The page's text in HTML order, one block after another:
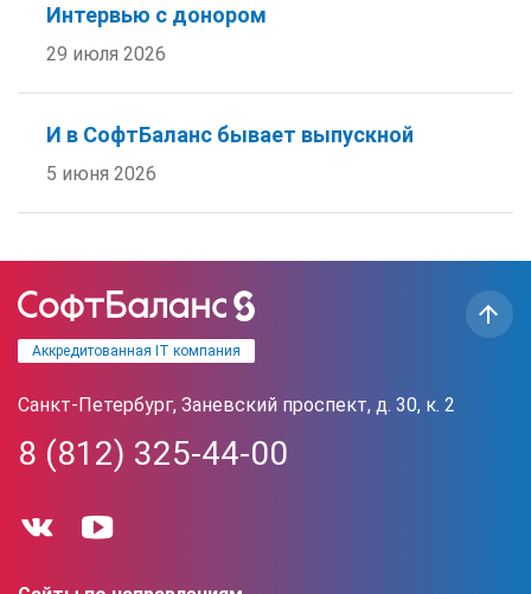
Интервью с донором
29 июля 2026
И в СофтБаланс бывает выпускной
5 июня 2026
Аккредитованная IT компания
Санкт-Петербург, Заневский проспект, д. 30, к. 2
8 (812) 325-44-00